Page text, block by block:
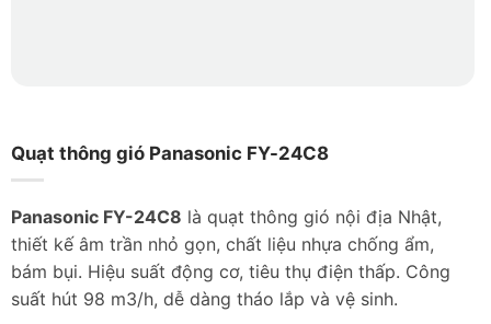
Quạt thông gió Panasonic FY-24C8
Panasonic FY-24C8 là quạt thông gió nội địa Nhật,
thiết kế âm trần nhỏ gọn, chất liệu nhựa chống ẩm,
bám bụi. Hiệu suất động cơ, tiêu thụ điện thấp. Công
suất hút 98 m3/h, dễ dàng tháo lắp và vệ sinh.